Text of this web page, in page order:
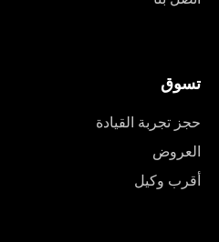
تسوق
حجز تجربة القيادة
العروض
أقرب وكيل